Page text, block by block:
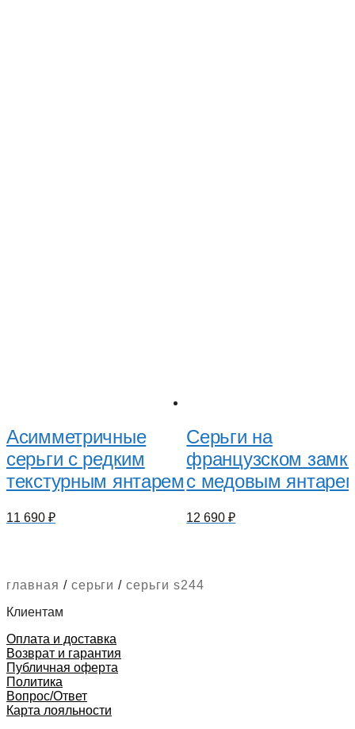
Асимметричные
серьги с редким
текстурным янтарем
11 690 ₽
Серьги на
французском
с медовым
12 690₽
главная / серьги /серьги s244
Клиентам
Оплата и доставка
Возврат и гарантия
Публичная оферта
Политика
Вопрос/Ответ
Карта лояльности